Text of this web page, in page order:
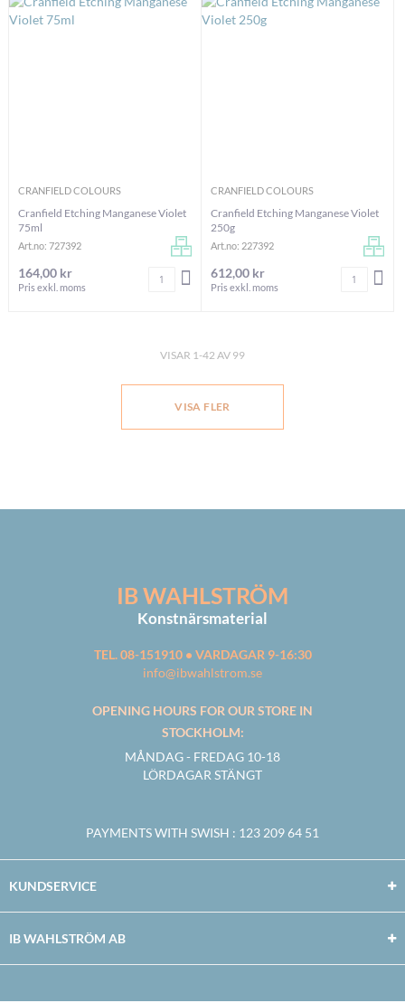
CRANFIELD COLOURS
Cranfield Etching Manganese Violet
75ml
Art.no: 727392
164,00 kr
Pris exkl. moms
Antal LÄGG I VARUKORGEN
CRANFIELD COLOURS
Cranfield Etching Manganese Violet
250g
Art.no: 227392
612,00 kr
Pris exkl. moms
Antal
VISAR 1-42 AV 99
VISA FLER
IB WAHLSTRÖM
Konstnärsmaterial
TEL. 08-151910 • VARDAGAR 9-16:30
info@ibwahlstrom.se
OPENING HOURS FOR OUR STORE IN
STOCKHOLM:
MÅNDAG - FREDAG 10-18
LÖRDAGAR STÄNGT
PAYMENTS WITH SWISH : 123 209 64 51
KUNDSERVICE
IB WAHLSTRÖM AB